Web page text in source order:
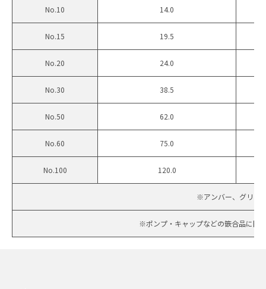
No.10 14.0
No.15 19.5
No.20 24.0
No.30 38.5
No.50 62.0
No.60 75.0
No.100 120.0
※アンバー、グリー
※ポンプ・キャップなどの篏合品に関